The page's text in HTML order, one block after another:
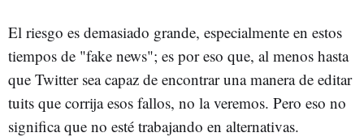
El riesgo es demasiado grande, especialmente en estos
tiempos de "fake news"; es por eso que, al menos hasta
que Twitter sea capaz de encontrar una manera de editar
tuits que corrija esos fallos, no la veremos. Pero eso no
significa que no esté trabajando en alternativas.